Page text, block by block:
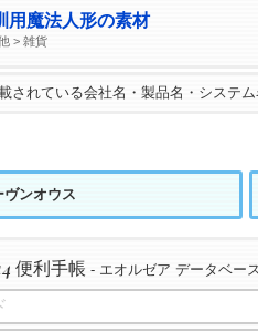
用魔法人形の素材
> 雑貨
されている会社名・製品名・システ
ヴンオウス
便利手帳 - エオルゼア データベー